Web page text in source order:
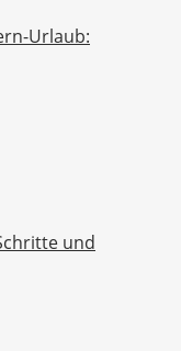
Urlaub:
und